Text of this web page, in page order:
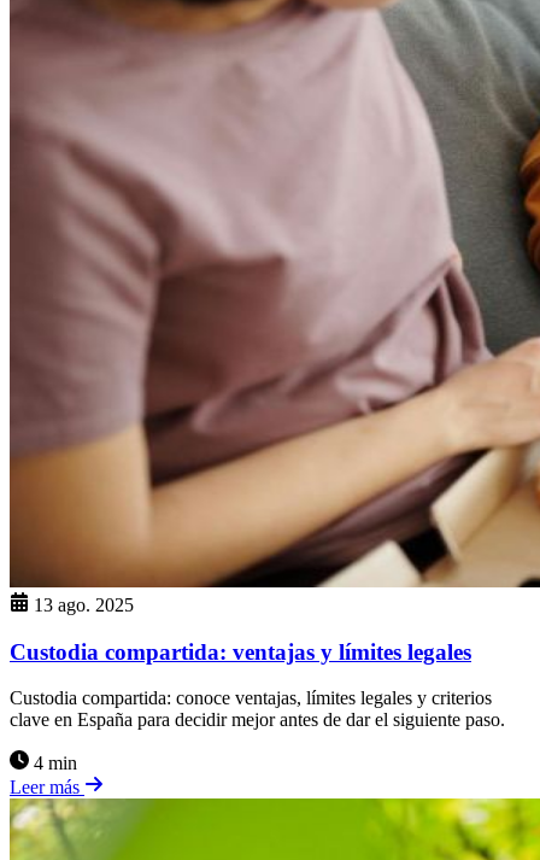
13 ago. 2025
Custodia compartida: ventajas y límites legales
Custodia compartida: conoce ventajas, límites legales y criterios
clave en España para decidir mejor antes de dar el siguiente paso.
4 min
Leer más